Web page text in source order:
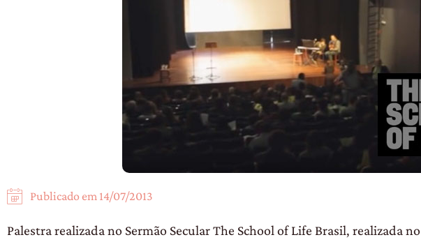
Publicado em 14/07/2013
Palestra realizada no Sermão Secular The School of Life Brasil, realizada